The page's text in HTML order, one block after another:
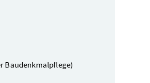
Baudenkmalpflege)